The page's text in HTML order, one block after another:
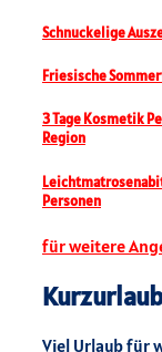
Schnuckelige
Friesische
3 Tage Kosmetik
Region
Personen
für weitere
Viel Urlaub für